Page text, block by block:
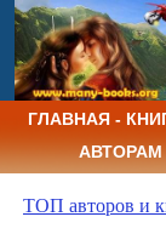
ГЛАВНАЯ -
АВТОРАМ
ТОП авторов и